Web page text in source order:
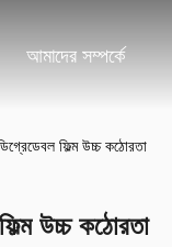
আমাদের সম্পর্কে
ফিল্ম উচ্চ কঠোরতা
উচ্চ কঠোরতা